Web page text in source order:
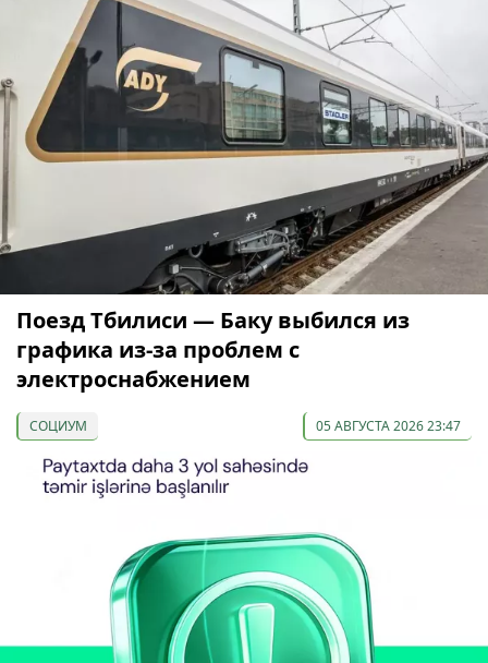
Поезд Тбилиси — Баку выбился из
графика из-за проблем с
электроснабжением
СОЦИУМ 05 АВГУСТА 2026 23:47